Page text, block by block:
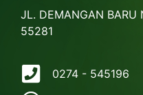
JL. DEMANGAN BARU
55281
0274 - 545196